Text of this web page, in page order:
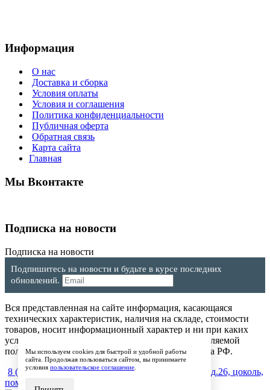
Информация
О нас
Доставка и сборка
Условия оплаты
Условия и соглашения
Политика конфиденциальности
Публичная оферта
Обратная связь
Карта сайта
Главная
Мы Вконтакте
Подписка на новости
Подписка на новости
Подпишитесь на новости и будьте в курсе последних
обновлений.
Вся представленная на сайте информация, касающаяся
технических характеристик, наличия на складе, стоимости
товаров, носит информационный характер и ни при каких
условиях не является публичной офертой, определяемой
положениями Статьи 437(2) Гражданского кодекса РФ.
8 (904) 257-64-64 600017, г.Владимир, ул. Мира, д.26, цоколь,
пом.4
Мы используем cookies для быстрой и удобной работы
сайта. Продолжая пользоваться сайтом, вы принимаете
условия пользовательское соглашение